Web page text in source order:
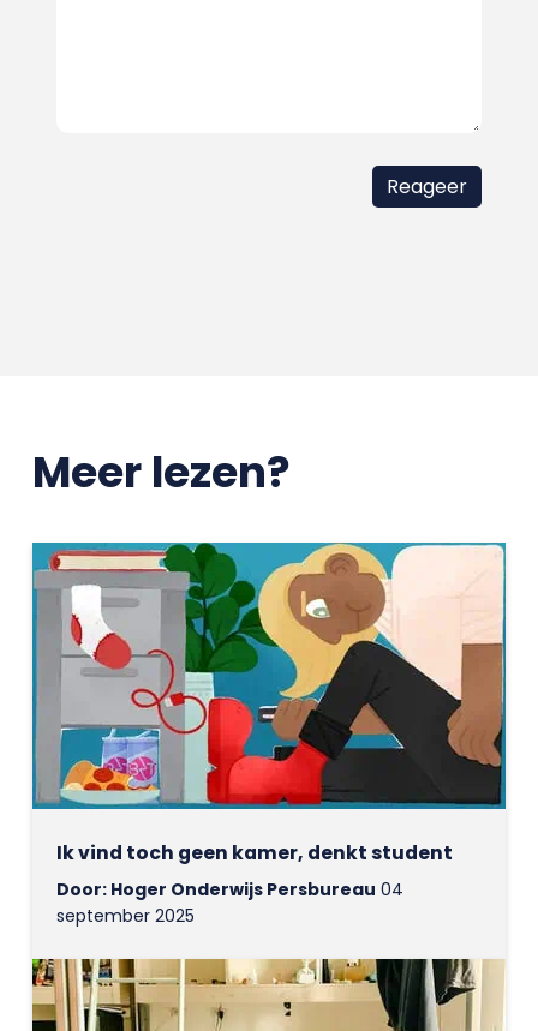
Meer lezen?
Ik vind toch geen kamer, denkt student
Door: Hoger Onderwijs Persbureau 04
september 2025